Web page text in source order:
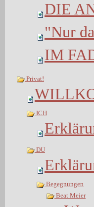
DIE
"Nur
IM
Privat!
ICH
DU
Begegnungen
Beat Meier